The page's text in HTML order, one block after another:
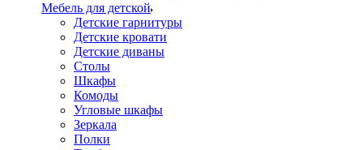
Мебель для детской
Детские гарнитуры
Детские кровати
Детские диваны
Столы
Шкафы
Комоды
Угловые шкафы
Зеркала
Полки